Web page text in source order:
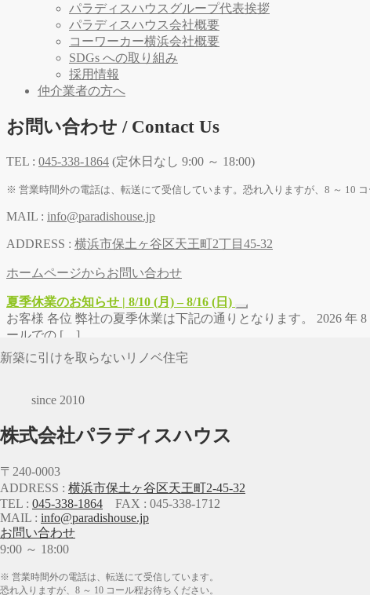
新築に引けを取らないリノベ住宅
since 2010
株式会社パラディスハウス
〒240-0003
ADDRESS : 横浜市保土ヶ谷区天王町2-45-32
TEL : 045-338-1864 FAX : 045-338-1712
MAIL : info@paradishouse.jp
お問い合わせ
9:00 ～ 18:00
※ 営業時間外の電話は、転送にて受信しています。
恐れ入りますが、8 ～ 10 コール程お待ちください。
パラディスハウスグループ代表挨拶
パラディスハウス会社概要
コーワーカー横浜会社概要
SDGs への取り組み
採用情報
仲介業者の方へ
お問い合わせ / Contact Us
TEL : 045-338-1864 (定休日なし 9:00 ～ 18:00)
※ 営業時間外の電話は、転送にて受信しています。恐れ入りますが、8 ～ 10 コ
MAIL : info@paradishouse.jp
ADDRESS : 横浜市保土ヶ谷区天王町2丁目45-32
ホームページからお問い合わせ
夏季休業のお知らせ | 8/10 (月) – 8/16 (日)
お客様 各位 弊社の夏季休業は下記の通りとなります。 2026 年
ールでの […]